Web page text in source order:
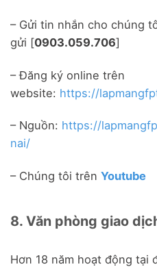
– Gửi tin nhắn cho chúng
gửi [0903.059.706]
– Đăng ký online trên
website: https://
– Nguồn: https://
nai/
– Chúng tôi trên Youtube
8. Văn phòng giao
Hơn 18 năm hoạt động tại